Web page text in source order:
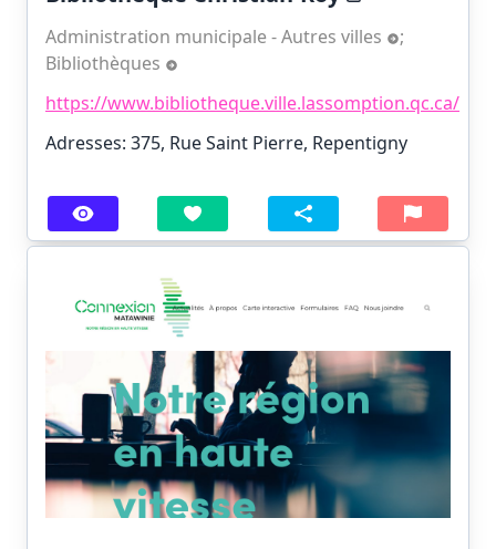
Administration municipale - Autres villes
;
Bibliothèques
https://www.bibliotheque.ville.lassomption.qc.ca/
Adresses: 375, Rue Saint Pierre, Repentigny